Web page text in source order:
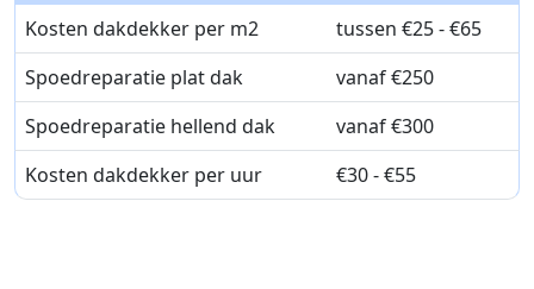
Kosten dakdekker per m2
tussen €25 - €65
Spoedreparatie plat dak
vanaf €250
Spoedreparatie hellend dak
vanaf €300
Kosten dakdekker per uur
€30 - €55